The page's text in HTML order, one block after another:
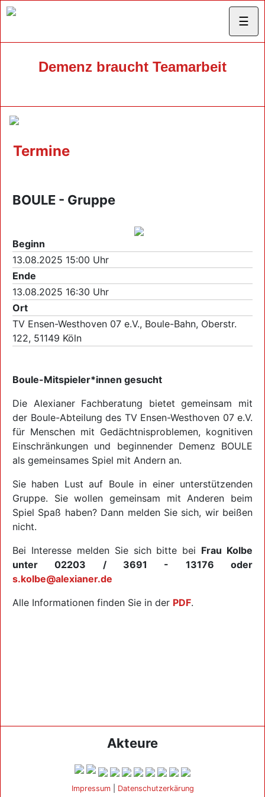
☰
Demenz braucht Teamarbeit
Termine
BOULE - Gruppe
Beginn
13.08.2025 15:00 Uhr
Ende
13.08.2025 16:30 Uhr
Ort
TV Ensen-Westhoven 07 e.V., Boule-Bahn, Oberstr.
122, 51149 Köln
Boule-Mitspieler*innen gesucht
Die Alexianer Fachberatung bietet gemeinsam mit
der Boule-Abteilung des TV Ensen-Westhoven 07 e.V.
für Menschen mit Gedächtnisproblemen, kognitiven
Einschränkungen und beginnender Demenz BOULE
als gemeinsames Spiel mit Andern an.
Sie haben Lust auf Boule in einer unterstützenden
Gruppe. Sie wollen gemeinsam mit Anderen beim
Spiel Spaß haben? Dann melden Sie sich, wir beißen
nicht.
Bei Interesse melden Sie sich bitte bei Frau Kolbe
unter 02203 / 3691 - 13176 oder
s.kolbe@alexianer.de
Alle Informationen finden Sie in der PDF.
Akteure
Impressum| Datenschutzerkärung